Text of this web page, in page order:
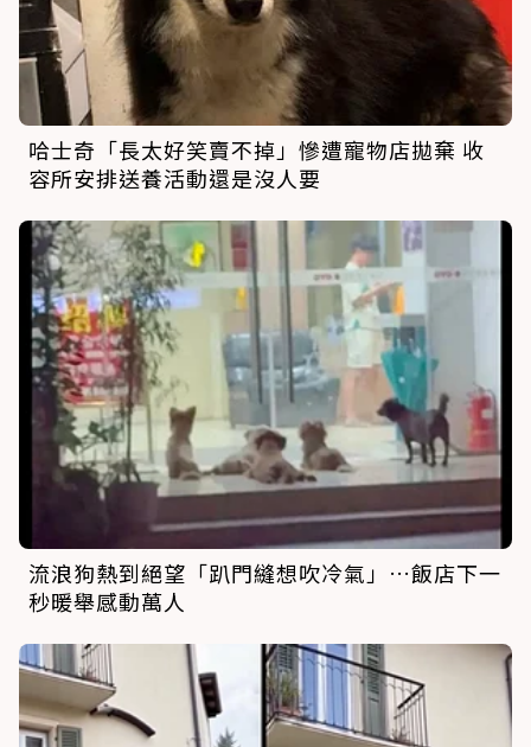
哈士奇「長太好笑賣不掉」慘遭寵物店拋棄 收
容所安排送養活動還是沒人要
流浪狗熱到絕望「趴門縫想吹冷氣」…飯店下一
秒暖舉感動萬人